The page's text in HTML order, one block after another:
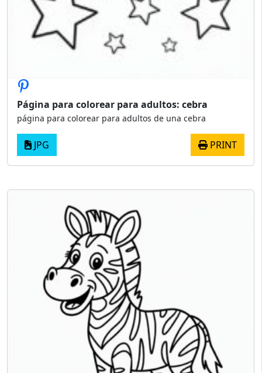
Página para colorear para adultos: cebra
página para colorear para adultos de una cebra
JPG PRINT